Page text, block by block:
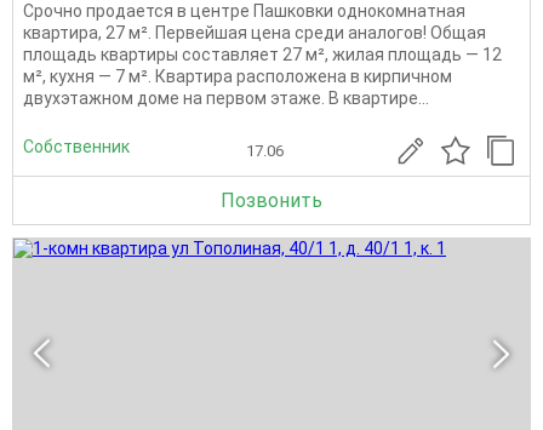
Срочно продается в центре Пашковки однокомнатная
квартира, 27 м². Первейшая цена среди аналогов! Общая
площадь квартиры составляет 27 м², жилая площадь — 12
м², кухня — 7 м². Квартира расположена в кирпичном
двухэтажном доме на первом этаже. В квартире...
Собственник 17.06
Позвонить